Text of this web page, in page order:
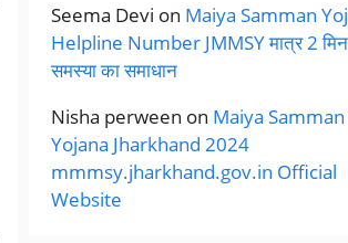
Seema Devi on Maiya Samman
Helpline Number JMMSY मात्र 2
समस्या का समाधान
Nisha perween on Maiya Samman
Yojana Jharkhand 2024
mmmsy.jharkhand.gov.in Official
Website